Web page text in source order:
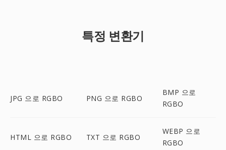
특정 변환기
JPG 으로 RGBO PNG 으로 RGBO
BMP 으로
RGBO
HTML 으로 RGBO TXT 으로 RGBO
WEBP 으로
RGBO